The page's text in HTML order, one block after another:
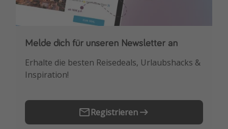
Melde dich für unseren Newsletter an
Erhalte die besten Reisedeals, Urlaubshacks &
Inspiration!
Registrieren
Downloade unsere App
Buche die besten Reiseschnäppchen als
Erstes.